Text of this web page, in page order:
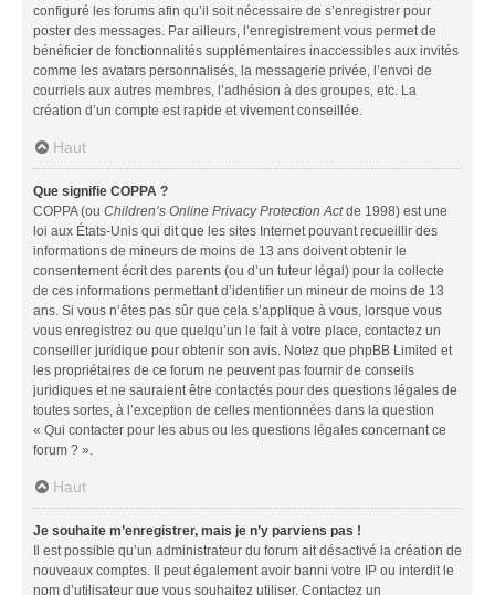
configuré les forums afin qu’il soit nécessaire de s’enregistrer pour
poster des messages. Par ailleurs, l’enregistrement vous permet de
bénéficier de fonctionnalités supplémentaires inaccessibles aux invités
comme les avatars personnalisés, la messagerie privée, l’envoi de
courriels aux autres membres, l’adhésion à des groupes, etc. La
création d’un compte est rapide et vivement conseillée.
Haut
Que signifie COPPA ?
COPPA (ou Children’s Online Privacy Protection Actde 1998) est une
loi aux États-Unis qui dit que les sites Internet pouvant recueillir des
informations de mineurs de moins de 13 ans doivent obtenir le
consentement écrit des parents (ou d’un tuteur légal) pour la collecte
de ces informations permettant d’identifier un mineur de moins de 13
ans. Si vous n’êtes pas sûr que cela s’applique à vous, lorsque vous
vous enregistrez ou que quelqu’un le fait à votre place, contactez un
conseiller juridique pour obtenir son avis. Notez que phpBB Limited et
les propriétaires de ce forum ne peuvent pas fournir de conseils
juridiques et ne sauraient être contactés pour des questions légales de
toutes sortes, à l’exception de celles mentionnées dans la question
« Qui contacter pour les abus ou les questions légales concernant ce
forum ? ».
Haut
Je souhaite m’enregistrer, mais je n’y parviens pas !
Il est possible qu’un administrateur du forum ait désactivé la création de
nouveaux comptes. Il peut également avoir banni votre IP ou interdit le
nom d’utilisateur que vous souhaitez utiliser. Contactez un